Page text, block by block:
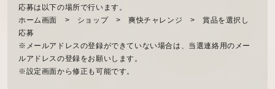
応募は以下の場所で行います。
ホーム画面 > ショップ > 爽快チャレンジ > 賞品を選択し
応募
※メールアドレスの登録ができていない場合は、当選連絡用のメー
ルアドレスの登録をお願いします。
※設定画面から修正も可能です。